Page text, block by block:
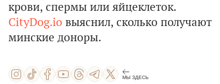
крови, спермы или яйцеклеток.
CityDog.io выяснил, сколько получают
минские доноры.
МЫ ЗДЕСЬ